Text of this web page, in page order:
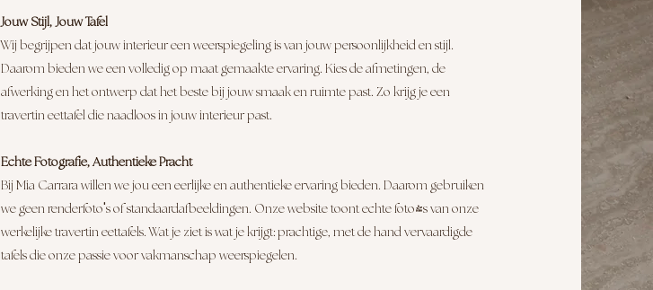
Jouw Stijl, Jouw Tafel
Wij begrijpen dat jouw interieur een weerspiegeling is van jouw persoonlijkheid en stijl.
Daarom bieden we een volledig op maat gemaakte ervaring. Kies de afmetingen, de
afwerking en het ontwerp dat het beste bij jouw smaak en ruimte past. Zo krijg je een
travertin eettafel die naadloos in jouw interieur past.
Echte Fotografie, Authentieke Pracht
Bij Mia Carrara willen we jou een eerlijke en authentieke ervaring bieden. Daarom gebruiken
we geen renderfoto's of standaardafbeeldingen. Onze website toont echte foto's van onze
werkelijke travertin eettafels. Wat je ziet is wat je krijgt: prachtige, met de hand vervaardigde
tafels die onze passie voor vakmanschap weerspiegelen.